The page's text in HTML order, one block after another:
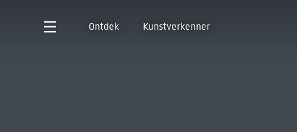
Ontdek Kunstverkenner